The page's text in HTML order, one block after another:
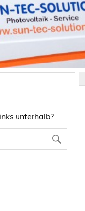
unterhalb?